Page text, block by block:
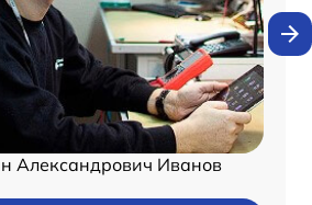
Александрович Иванов